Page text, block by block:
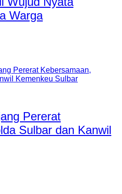
Warga
Pererat
Sulbar dan Kanwil